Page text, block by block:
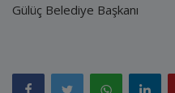
Gülüç Belediye Başkanı